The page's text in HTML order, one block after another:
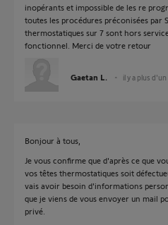
inopérants et impossible de les re
toutes les procédures préconisées par
thermostatiques sur 7 sont hors
fonctionnel. Merci de votre retour
Gaetan L. il y a plus d'un
Bonjour à tous,
Je vous confirme que d'après ce que
vos têtes thermostatiques soit
vais avoir besoin d'informations
que je viens de vous envoyer un mail
privé.